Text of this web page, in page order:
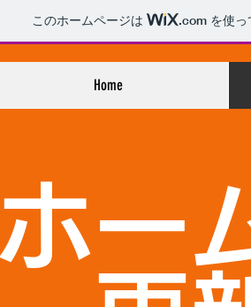
このホームページは .comを使っ
Home
ホー